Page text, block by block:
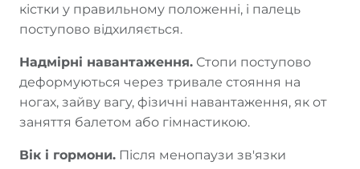
кістки у правильному положенні, і палець
поступово відхиляється.
Надмірні навантаження. Стопи поступово
деформуються через тривале стояння на
ногах, зайву вагу, фізичні навантаження, як от
заняття балетом або гімнастикою.
Вік і гормони. Після менопаузи зв'язки